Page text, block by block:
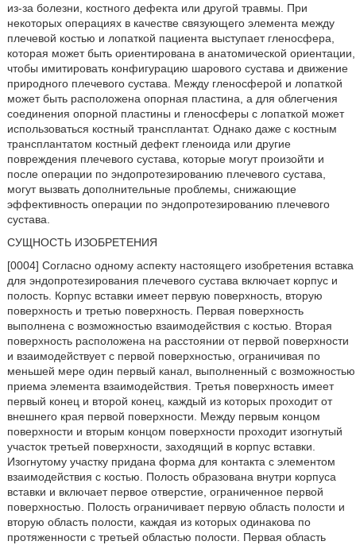
из-за болезни, костного дефекта или другой травмы. При
некоторых операциях в качестве связующего элемента между
плечевой костью и лопаткой пациента выступает гленосфера,
которая может быть ориентирована в анатомической ориентации,
чтобы имитировать конфигурацию шарового сустава и движение
природного плечевого сустава. Между гленосферой и лопаткой
может быть расположена опорная пластина, а для облегчения
соединения опорной пластины и гленосферы с лопаткой может
использоваться костный трансплантат. Однако даже с костным
трансплантатом костный дефект гленоида или другие
повреждения плечевого сустава, которые могут произойти и
после операции по эндопротезированию плечевого сустава,
могут вызвать дополнительные проблемы, снижающие
эффективность операции по эндопротезированию плечевого
сустава.
СУЩНОСТЬ ИЗОБРЕТЕНИЯ
[0004] Согласно одному аспекту настоящего изобретения вставка
для эндопротезирования плечевого сустава включает корпус и
полость. Корпус вставки имеет первую поверхность, вторую
поверхность и третью поверхность. Первая поверхность
выполнена с возможностью взаимодействия с костью. Вторая
поверхность расположена на расстоянии от первой поверхности
и взаимодействует с первой поверхностью, ограничивая по
меньшей мере один первый канал, выполненный с возможностью
приема элемента взаимодействия. Третья поверхность имеет
первый конец и второй конец, каждый из которых проходит от
внешнего края первой поверхности. Между первым концом
поверхности и вторым концом поверхности проходит изогнутый
участок третьей поверхности, заходящий в корпус вставки.
Изогнутому участку придана форма для контакта с элементом
взаимодействия с костью. Полость образована внутри корпуса
вставки и включает первое отверстие, ограниченное первой
поверхностью. Полость ограничивает первую область полости и
вторую область полости, каждая из которых одинакова по
протяженности с третьей областью полости. Первая область